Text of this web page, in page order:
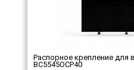
Распорное крепление для
ВС5545ОСР40